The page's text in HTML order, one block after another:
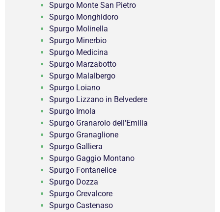
Spurgo Monte San Pietro
Spurgo Monghidoro
Spurgo Molinella
Spurgo Minerbio
Spurgo Medicina
Spurgo Marzabotto
Spurgo Malalbergo
Spurgo Loiano
Spurgo Lizzano in Belvedere
Spurgo Imola
Spurgo Granarolo dell'Emilia
Spurgo Granaglione
Spurgo Galliera
Spurgo Gaggio Montano
Spurgo Fontanelice
Spurgo Dozza
Spurgo Crevalcore
Spurgo Castenaso